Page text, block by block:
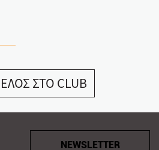
ΣΤΟ CLUB
NEWSLETTER